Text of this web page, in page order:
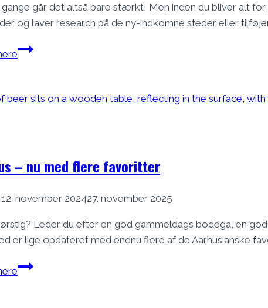
går det altså bare stærkt! Men inden du bliver alt
og laver research på de ny-indkomne steder eller
7
på
– nu med flere favoritter
12. november 202427. november 2025
Leder du efter en god gammeldags bodega, en
er lige opdateret med endnu flere af de Aarhusianske
Aarhus